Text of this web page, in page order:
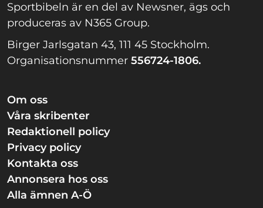
Sportbibeln är en del av Newsner, ägs och
produceras av N365 Group.
Birger Jarlsgatan 43, 111 45 Stockholm.
Organisationsnummer 556724-1806.
Om oss
Våra skribenter
Redaktionell policy
Privacy policy
Kontakta oss
Annonsera hos oss
Alla ämnen A-Ö